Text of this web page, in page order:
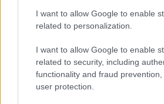
I want to allow Google to enable
related to personalization.
I want to allow Google to enable
related to security, including
functionality and fraud
user protection.